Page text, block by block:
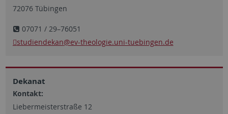
72076 Tübingen
07071 / 29–76051
studiendekan@ev-theologie.uni-tuebingen.de
Dekanat
Kontakt:
Liebermeisterstraße 12